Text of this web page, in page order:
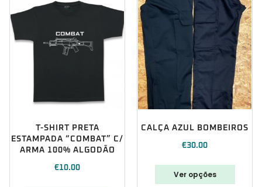
T-SHIRT PRETA
ESTAMPADA “COMBAT” C/
ARMA 100% ALGODÃO
€10.00
CALÇA AZUL BOMBEIROS
€30.00
Ver opções